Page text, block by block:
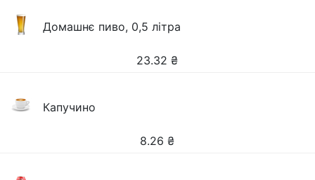
Домашнє пиво, 0,5 літра
23.32 ₴
Капучино
8.26 ₴